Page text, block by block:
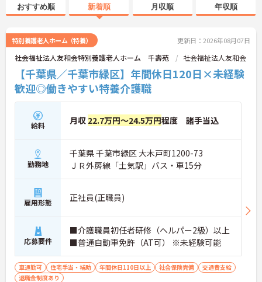
おすすめ順 新着順 月収順 年収順
特別養護老人ホーム（特養） 更新日：2026年08月07日
社会福祉法人友和会特別養護老人ホーム 千壽苑 社会福祉法人友和会
【千葉県／千葉市緑区】年間休日120日×未経験
歓迎◎働きやすい特養介護職
給料 月収 22.7万円～24.5万円程度 諸手当込
勤務地
千葉県 千葉市緑区 大木戸町1200-73
ＪＲ外房線「土気駅」バス・車15分
雇用形態 正社員(正職員)
応募要件
■介護職員初任者研修（ヘルパー2級）以上
■普通自動車免許（AT可） ※未経験可能
車通勤可 住宅手当・補助 年間休日110日以上 社会保険完備
交通費支給
退職金制度あり